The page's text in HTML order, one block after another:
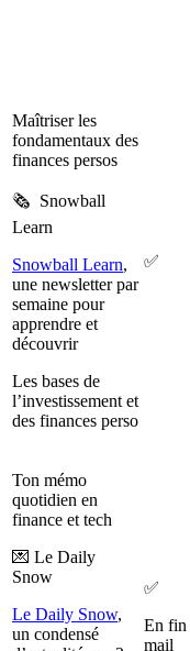
Maîtriser les
fondamentaux des
finances persos
🗞️ Snowball
Learn
Snowball Learn,
une newsletter par
semaine pour
apprendre et
découvrir
Les bases de
l’investissement et
des finances perso
✅
Ton mémo
quotidien en
finance et tech
💌 Le Daily
Snow
Le Daily Snow,
un condensé
✅
En fin
mail